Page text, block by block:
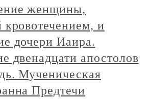
женщины,
кровотечением, и
дочери Иаира.
двенадцати апостолов
Мученическая
Предтечи